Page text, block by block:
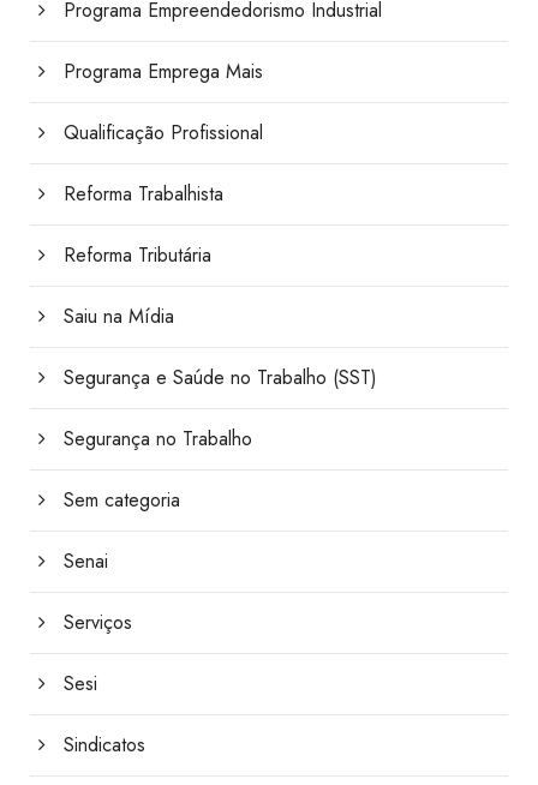
Programa Empreendedorismo Industrial
Programa Emprega Mais
Qualificação Profissional
Reforma Trabalhista
Reforma Tributária
Saiu na Mídia
Segurança e Saúde no Trabalho (SST)
Segurança no Trabalho
Sem categoria
Senai
Serviços
Sesi
Sindicatos